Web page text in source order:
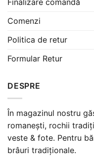
Finalizare comandă
Comenzi
Politica de retur
Formular Retur
DESPRE
În magazinul nostru
romanești, rochii
veste & fote. Pentru
brâuri tradiționale.